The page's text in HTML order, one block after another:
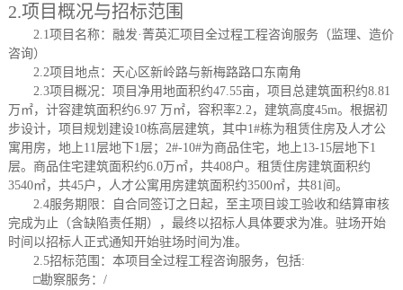
2.项目概况与招标范围
2.1项目名称： 融发·菁英汇项目全过程工程咨询服务（监理、造价
咨询）
2.2项目地点： 天心区新岭路与新梅路路口东南角
2.3项目概况： 项目净用地面积约47.55亩，项目总建筑面积约8.81
万㎡，计容建筑面积约6.97 万㎡，容积率2.2，建筑高度45m。根据初
步设计，项目规划建设10栋高层建筑，其中1#栋为租赁住房及人才公
寓用房，地上11层地下1层；2#-10#为商品住宅，地上13-15层地下1
层。商品住宅建筑面积约6.0万㎡，共408户。租赁住房建筑面积约
3540㎡，共45户，人才公寓用房建筑面积约3500㎡，共81间。
2.4服务期限：
自合同签订之日起，至主项目竣工验收和结算审核
完成为止（含缺陷责任期），最终以招标人具体要求为准。驻场开始
时间以招标人正式通知开始驻场时间为准。
2.5招标范围：本项目全过程工程咨询服务，包括:
□勘察服务： /